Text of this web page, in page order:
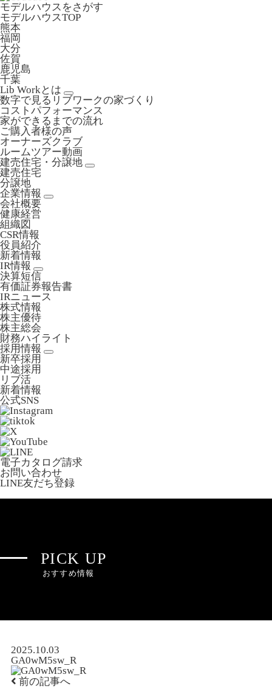
モデルハウスをさがす
モデルハウスTOP
熊本
福岡
大分
佐賀
鹿児島
千葉
Lib Workとは
数字で見るリブワークの家づくり
コストパフォーマンス
家ができるまでの流れ
ご購入者様の声
オーナーズクラブ
ルームツアー動画
建売住宅・分譲地
建売住宅
分譲地
企業情報
会社概要
健康経営
組織図
CSR情報
役員紹介
新着情報
IR情報
決算短信
有価証券報告書
IRニュース
株式情報
株主優待
株主総会
財務ハイライト
採用情報
新卒採用
中途採用
リブ活
新着情報
公式SNS
電子カタログ請求
お問い合わせ
LINE友だち登録
PICK UP
おすすめ情報
2025.10.03
GA0wM5sw_R
前の記事へ